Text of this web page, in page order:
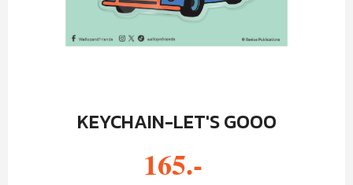
KEYCHAIN-LET'S GOOO
165.-